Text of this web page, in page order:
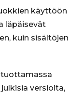
käyttöön
läpäisevät
kuin sisältöjen
versioita,